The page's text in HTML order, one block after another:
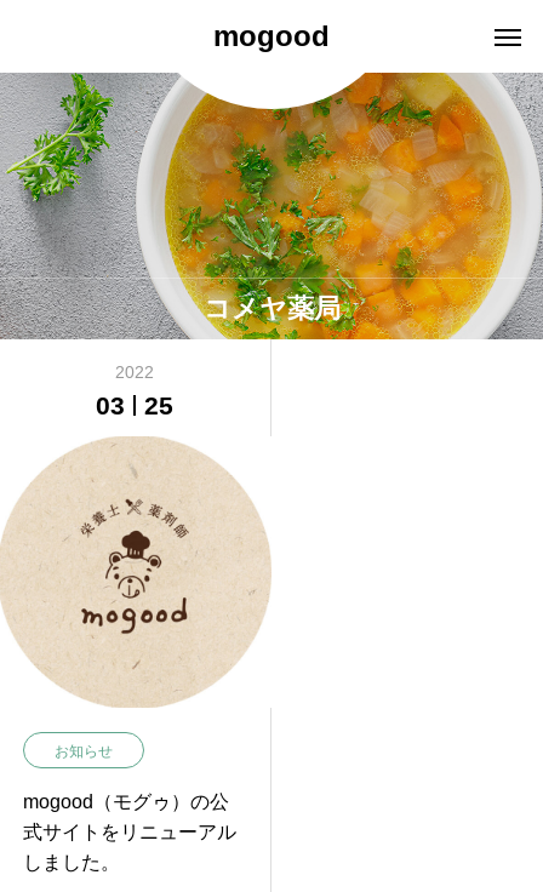
mogood
コメヤ薬局
2022
03 25
お知らせ
mogood（モグゥ）の公
式サイトをリニューアル
しました。